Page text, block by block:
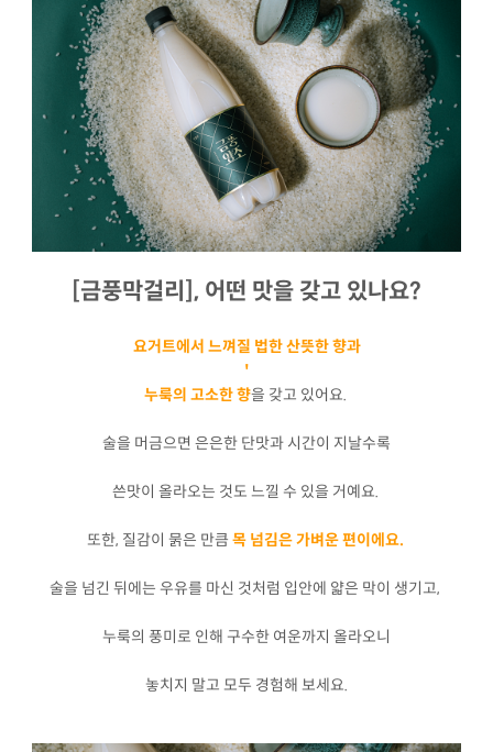
[금풍막걸리], 어떤 맛을 갖고 있나요?
요거트에서 느껴질 법한 산뜻한 향과
'
누룩의 고소한 향을 갖고 있어요.
술을 머금으면 은은한 단맛과 시간이 지날수록
쓴맛이 올라오는 것도 느낄 수 있을 거예요.
또한, 질감이 묽은 만큼 목 넘김은 가벼운 편이에요.
술을 넘긴 뒤에는 우유를 마신 것처럼 입안에 얇은 막이 생기고,
누룩의 풍미로 인해 구수한 여운까지 올라오니
놓치지 말고 모두 경험해 보세요.